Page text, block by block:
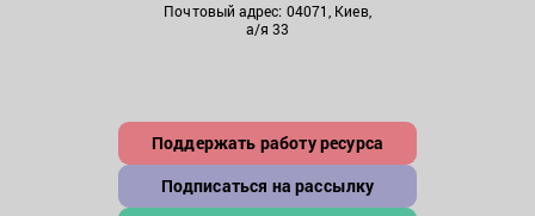
Почтовый адрес: 04071, Киев,
а/я 33
Поддержать работу ресурса
Подписаться на рассылку